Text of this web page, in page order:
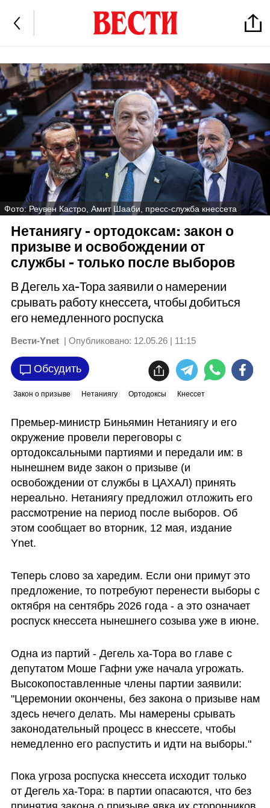
Фото: Реувен Кастро, Амит Шааби, пресс-служба кнессета
Нетаниягу - ортодоксам: закон о
призыве и освобождении от
службы - только после выборов
В Дегель ха-Тора заявили о намерении
срывать работу кнессета, чтобы добиться
его немедленного роспуска
Вести-Ynet | Опубликовано: 12.05.26 | 11:15
Обсудить
Закон о призыве Нетаниягу Ортодоксы Кнессет
Премьер-министр Биньямин Нетаниягу и его
окружение провели переговоры с
ортодоксальными партиями и передали им: в
нынешнем виде закон о призыве (и
освобождении от службы в ЦАХАЛ) принять
нереально. Нетаниягу предложил отложить его
рассмотрение на период после выборов. Об
этом сообщает во вторник, 12 мая, издание
Ynet.
Теперь слово за харедим. Если они примут это
предложение, то потребуют перенести выборы с
октября на сентябрь 2026 года - а это означает
Одна из партий - Дегель ха-Тора во главе с
депутатом Моше Гафни уже начала угрожать.
Высокопоставленные члены партии заявили:
"Церемонии окончены, без закона о призыве нам
здесь нечего делать. Мы намерены срывать
законодательный процесс в кнессете, чтобы
немедленно его распустить и идти на выборы."
Пока угроза роспуска кнессета исходит только
от Дегель ха-Тора: в партии опасаются, что без